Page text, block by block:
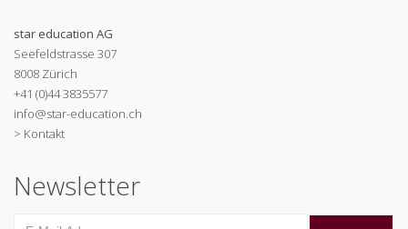
star education AG
Seefeldstrasse 307
8008 Zürich
+41 (0)44 3835577
info@star-education.ch
> Kontakt
Newsletter